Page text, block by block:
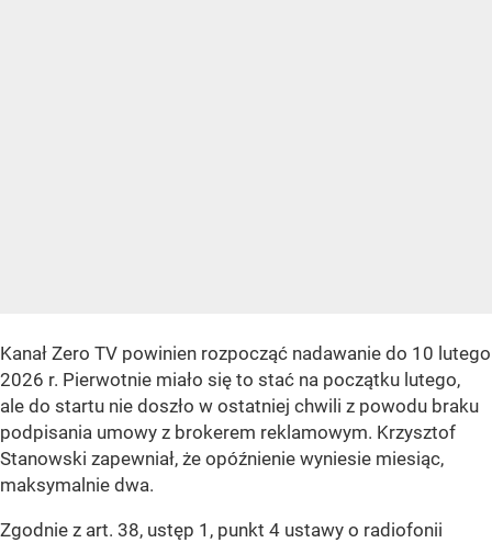
Kanał Zero TV powinien rozpocząć nadawanie do 10 lutego
2026 r. Pierwotnie miało się to stać na początku lutego,
ale do startu nie doszło w ostatniej chwili z powodu braku
podpisania umowy z brokerem reklamowym. Krzysztof
Stanowski zapewniał, że opóźnienie wyniesie miesiąc,
maksymalnie dwa.
Zgodnie z art. 38, ustęp 1, punkt 4 ustawy o radiofonii